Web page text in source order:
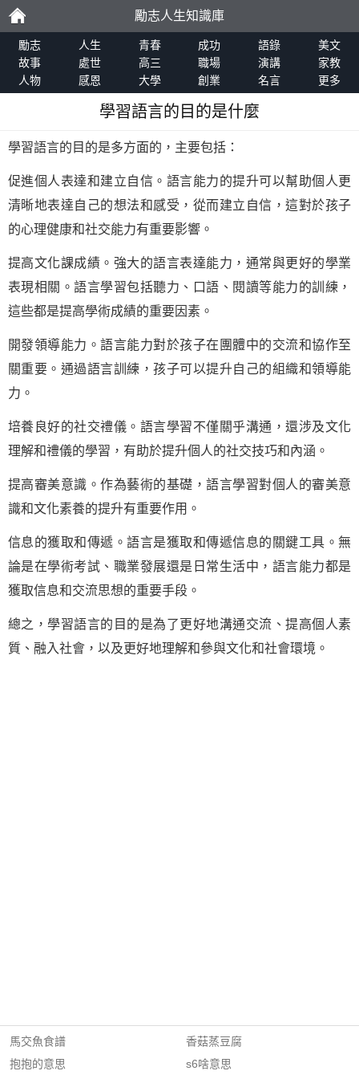
勵
志
勵志人生知識庫
勵志 人生 青春 成功 語錄
美文
故事
處世 高三 職場 演講
家教
人物
感恩 大學 創業 名言 更多
學習語言的目的是什麼
學習語言的目的是多方面的，主要包括：
促進個人表達和建立自信。語言能力的提升可以幫助個人更
清晰地表達自己的想法和感受，從而建立自信，這對於孩子
的心理健康和社交能力有重要影響。
提高文化課成績。強大的語言表達能力，通常與更好的學業
表現相關。語言學習包括聽力、口語、閱讀等能力的訓練，
這些都是提高學術成績的重要因素。
開發領導能力。語言能力對於孩子在團體中的交流和協作至
關重要。通過語言訓練，孩子可以提升自己的組織和領導能
力。
培養良好的社交禮儀。語言學習不僅關乎溝通，還涉及文化
理解和禮儀的學習，有助於提升個人的社交技巧和內涵。
提高審美意識。作為藝術的基礎，語言學習對個人的審美意
識和文化素養的提升有重要作用。
信息的獲取和傳遞。語言是獲取和傳遞信息的關鍵工具。無
論是在學術考試、職業發展還是日常生活中，語言能力都是
獲取信息和交流思想的重要手段。
總之，學習語言的目的是為了更好地溝通交流、提高個人素
質、融入社會，以及更好地理解和參與文化和社會環境。
馬交魚食譜
抱抱的意思
香菇蒸豆腐
s6啥意思